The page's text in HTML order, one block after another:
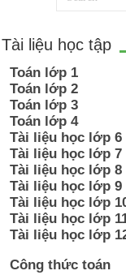
Tài liệu học tập
Toán lớp 1
Toán lớp 2
Toán lớp 3
Toán lớp 4
Tài liệu học lớp 6
Tài liệu học lớp 7
Tài liệu học lớp 8
Tài liệu học lớp 9
Tài liệu học lớp
Tài liệu học lớp
Tài liệu học lớp
Công thức toán